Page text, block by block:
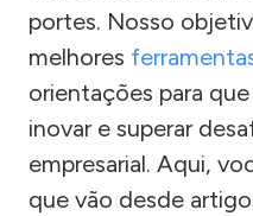
portes. Nosso
melhores
orientações para
inovar e superar
empresarial. Aqui,
que vão desde